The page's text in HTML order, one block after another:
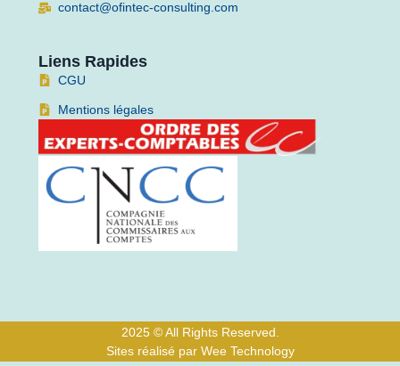
contact@ofintec-consulting.com
Liens Rapides
CGU
Mentions légales
2025 © All Rights Reserved.
Sites réalisé par Wee Technology